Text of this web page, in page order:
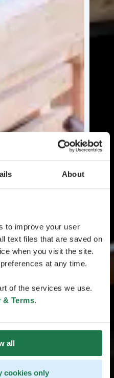
About
to improve your user
text files that are saved on
when you visit the site.
at any time.
of the services we use.
& Terms.
all
cookies only